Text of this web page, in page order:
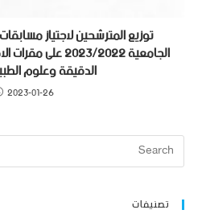
توزيع المترشحين لاجتياز
الجامعية 2023/
الدقيقة وعلوم
2023-01-26
تصنيفات